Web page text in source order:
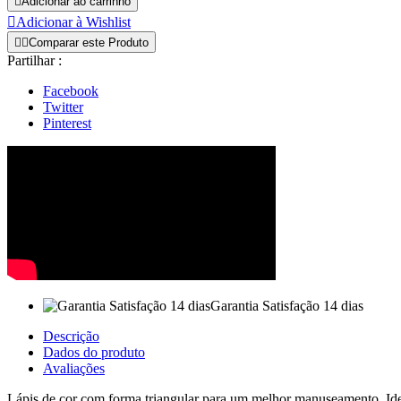
Adicionar à Wishlist
 Comparar este Produto
Partilhar :
Facebook
Twitter
Pinterest
Garantia Satisfação 14 dias
Descrição
Dados do produto
Avaliações